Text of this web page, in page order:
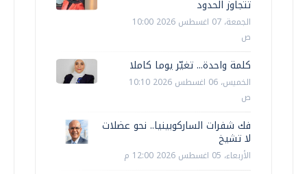
تتجاوز الحدود
الجمعة، 07 اغسطس 2026 10:00
ص
كلمة واحدة... تغيّر يوما كاملا
الخميس، 06 اغسطس 2026 10:10
ص
فك شفرات الساركوبينيا.. نحو عضلات
لا تشيخ
الأربعاء، 05 اغسطس 2026 12:00 م